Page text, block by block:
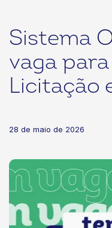
Sistema
vaga
Licitação
28 de maio de 2026